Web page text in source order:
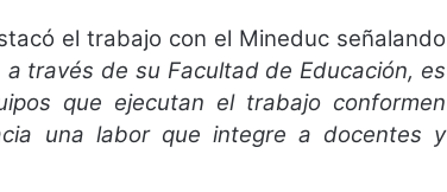
el trabajo con el Mineduc señalando
través de su Facultad de Educación, es
que ejecutan el trabajo conformen
una labor que integre a docentes y